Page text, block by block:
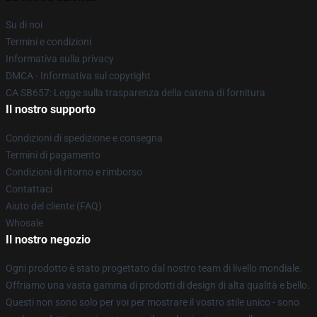
Su di noi
Termini e condizioni
Informativa sulla privacy
DMCA - Informativa sul copyright
CA SB657: Legge sulla trasparenza della catena di fornitura
Il nostro supporto
Condizioni di spedizione e consegna
Termini di pagamento
Condizioni di ritorno e rimborso
Contattaci
Aiuto del cliente (FAQ)
Whosale
Il nostro negozio
Ogni prodotto è stato progettato dal nostro team di livello mondiale.
Offriamo una vasta gamma di prodotti di design di alta qualità e bello.
Questi non sono solo per voi per mostrare il vostro stile unico - sono